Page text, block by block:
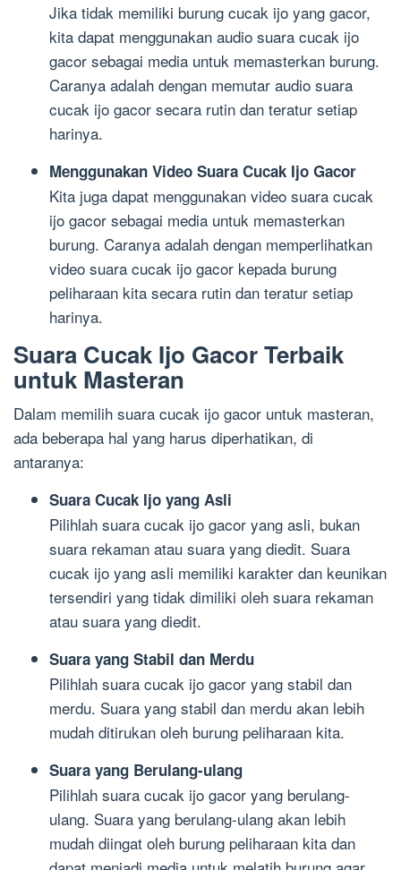
Jika tidak memiliki burung cucak ijo yang gacor,
kita dapat menggunakan audio suara cucak ijo
gacor sebagai media untuk memasterkan burung.
Caranya adalah dengan memutar audio suara
cucak ijo gacor secara rutin dan teratur setiap
harinya.
Menggunakan Video Suara Cucak Ijo Gacor
Kita juga dapat menggunakan video suara cucak
ijo gacor sebagai media untuk memasterkan
burung. Caranya adalah dengan memperlihatkan
video suara cucak ijo gacor kepada burung
peliharaan kita secara rutin dan teratur setiap
harinya.
Suara Cucak Ijo Gacor Terbaik
untuk Masteran
Dalam memilih suara cucak ijo gacor untuk masteran,
ada beberapa hal yang harus diperhatikan, di
antaranya:
Suara Cucak Ijo yang Asli
Pilihlah suara cucak ijo gacor yang asli, bukan
suara rekaman atau suara yang diedit. Suara
cucak ijo yang asli memiliki karakter dan keunikan
tersendiri yang tidak dimiliki oleh suara rekaman
atau suara yang diedit.
Suara yang Stabil dan Merdu
Pilihlah suara cucak ijo gacor yang stabil dan
merdu. Suara yang stabil dan merdu akan lebih
mudah ditirukan oleh burung peliharaan kita.
Suara yang Berulang-ulang
Pilihlah suara cucak ijo gacor yang berulang-
ulang. Suara yang berulang-ulang akan lebih
mudah diingat oleh burung peliharaan kita dan